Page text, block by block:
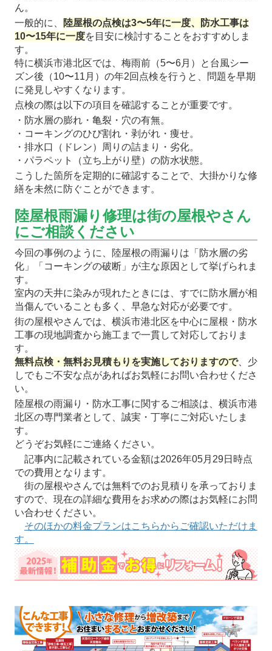
ん。
一般的に、
陸屋根の点検は3〜5年に一度、防水工事は
10〜15年に一度を目安に検討することをおすすめしま
す。
特に横浜市港北区では、梅雨前（5〜6月）と台風シー
ズン後（10〜11月）の年2回点検を行うと、問題を早期
に発見しやすくなります。
点検の際は以下の項目を確認することが重要です。
・防水層の膨れ・亀裂・穴の有無。
・コーキングのひび割れ・剥がれ・痩せ。
・排水口（ドレン）周りの詰まり・劣化。
・パラペット（立ち上がり壁）の防水状態。
こうした箇所を定期的に確認することで、大掛かりな修
繕を未然に防ぐことができます。
陸屋根雨漏り修理は街の屋根やさん
にご相談ください
今回の事例のように、陸屋根の雨漏りは「防水層の劣
化」「コーキングの破断」が主な原因として挙げられま
す。
室内の天井に染みが現れたときには、すでに防水層が相
当傷んでいることも多く、早急な対応が必要です。
街の屋根やさんでは、横浜市港北区を中心に屋根・防水
工事の現地調査から施工まで一貫して対応しておりま
す。
無料点検・無料お見積もりを実施しておりますので、少
しでもご不安な点があればお気軽にお問い合わせくださ
い。
陸屋根の雨漏り・防水工事に関するご相談は、横浜市港
北区の専門業者として、誠実・丁寧にご対応いたしま
す。
どうぞお気軽にご連絡ください。
記事内に記載されている金額は2026年05月29日時点
での費用となります。
街の屋根やさんでは無料でのお見積りを承っておりま
すので、現在の詳細な費用をお求めの際はお気軽にお問
い合わせください。
そのほかの料金プランはこちらからご確認いただけま
す。